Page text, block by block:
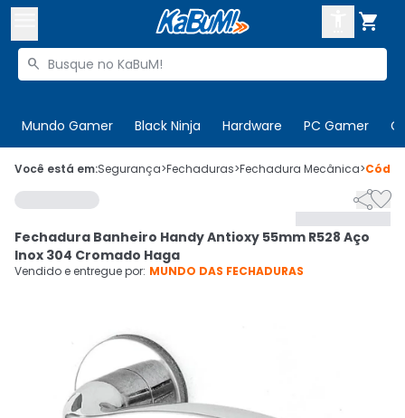

Buscar produtos

Mundo Gamer Black Ninja Hardware PC Gamer
 Olá. Acesse sua conta
 Departamentos
Cupons
CADASTRE-SE
Você está em:Segurança>Fechaduras>Fechadura Mecânica>

Fechadura Banheiro Handy Antioxy 55mm R528 Aço
Inox 304 Cromado Haga
Vendido e entregue por: MUNDO DAS FECHADURAS